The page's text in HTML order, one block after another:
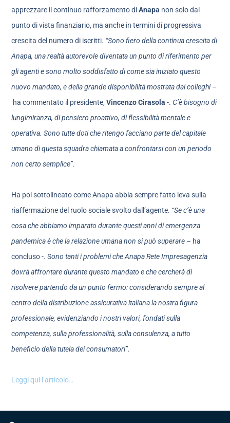
apprezzare il continuo rafforzamento diAnapa non solo dal
punto di vista finanziario, ma anche in termini di progressiva
crescita del numero di iscritti. “Sono fiero della continua crescita di
Anapa, una realtà autorevole diventata un punto di riferimento per
gli agenti e sono molto soddisfatto di come sia iniziato questo
nuovo mandato, e della grande disponibilità mostrata dai colleghi –
ha commentato il presidente,Vincenzo Cirasola -.C’è bisogno di
lungimiranza, di pensiero proattivo, di flessibilità mentale e
operativa. Sono tutte doti che ritengo facciano parte del capitale
umano di questa squadra chiamata a confrontarsi con un periodo
non certo semplice”.
Ha poi sottolineato come Anapa abbia sempre fatto leva sulla
riaffermazione del ruolo sociale svolto dall’agente. “Se c’è una
cosa che abbiamo imparato durante questi anni di emergenza
pandemica è che la relazione umana non si può superare – ha
concluso -. Sono tanti i problemi che Anapa Rete Impresagenzia
dovrà affrontare durante questo mandato e che cercherà di
risolvere partendo da un punto fermo: considerando sempre al
centro della distribuzione assicurativa italiana la nostra figura
professionale, evidenziando i nostri valori, fondati sulla
competenza, sulla professionalità, sulla consulenza, a tutto
beneficio della tutela dei consumatori”.
Leggi qui l’articolo…